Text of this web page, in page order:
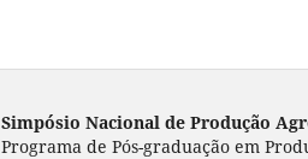
Simpósio Nacional de Produção
Programa de Pós-graduação em